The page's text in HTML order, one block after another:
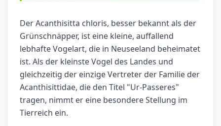
Der Acanthisitta chloris, besser bekannt als der
Grünschnäpper, ist eine kleine, auffallend
lebhafte Vogelart, die in Neuseeland beheimatet
ist. Als der kleinste Vogel des Landes und
gleichzeitig der einzige Vertreter der Familie der
Acanthisittidae, die den Titel "Ur-Passeres"
tragen, nimmt er eine besondere Stellung im
Tierreich ein.